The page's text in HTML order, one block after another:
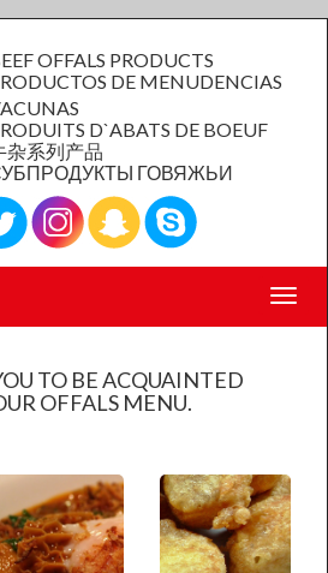
OFFALS PRODUCTS
DE MENUDENCIAS
D`ABATS DE BOEUF
杂系列产品
ГОВЯЖЬИ
TO BE ACQUAINTED
OFFALS MENU.